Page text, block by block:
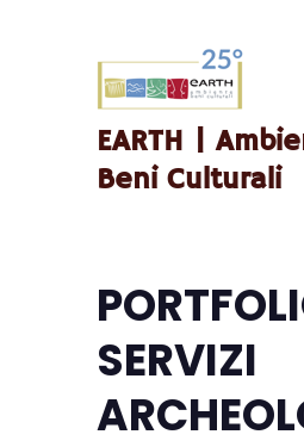
EARTH |
Beni Culturali
SERVIZI